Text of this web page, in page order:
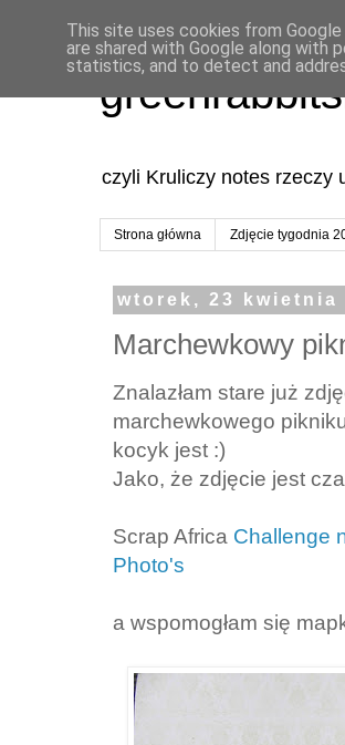
czyli Kruliczy notes rzeczy
Strona główna Zdjęcie tygodnia
wtorek, 23 kwietnia
Marchewkowy
Znalazłam stare już
marchewkowego
kocyk jest :)
Jako, że zdjęcie jest
Scrap Africa Challenge
Photo's
a wspomogłam się
This site uses cookies from
are shared with Google along with
statistics, and to detect and